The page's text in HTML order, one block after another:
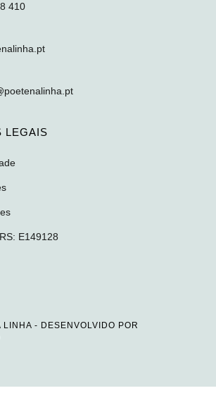
410
LEGAIS
E149128
- DESENVOLVIDO POR